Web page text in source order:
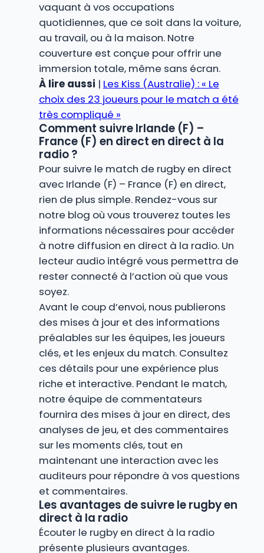
vaquant à vos occupations
quotidiennes, que ce soit dans la voiture,
au travail, ou à la maison. Notre
couverture est conçue pour offrir une
immersion totale, même sans écran.
À lire aussi | Les Kiss (Australie) : « Le
choix des 23 joueurs pour le match a été
très compliqué »
Comment suivre Irlande (F) –
France (F) en direct en direct à la
radio ?
Pour suivre le match de rugby en direct
avec Irlande (F) – France (F) en direct,
rien de plus simple. Rendez-vous sur
notre blog où vous trouverez toutes les
informations nécessaires pour accéder
à notre diffusion en direct à la radio. Un
lecteur audio intégré vous permettra de
rester connecté à l’action où que vous
soyez.
Avant le coup d’envoi, nous publierons
des mises à jour et des informations
préalables sur les équipes, les joueurs
clés, et les enjeux du match. Consultez
ces détails pour une expérience plus
riche et interactive. Pendant le match,
notre équipe de commentateurs
fournira des mises à jour en direct, des
analyses de jeu, et des commentaires
sur les moments clés, tout en
maintenant une interaction avec les
auditeurs pour répondre à vos questions
et commentaires.
Les avantages de suivre le rugby en
direct à la radio
Écouter le rugby en direct à la radio
présente plusieurs avantages.